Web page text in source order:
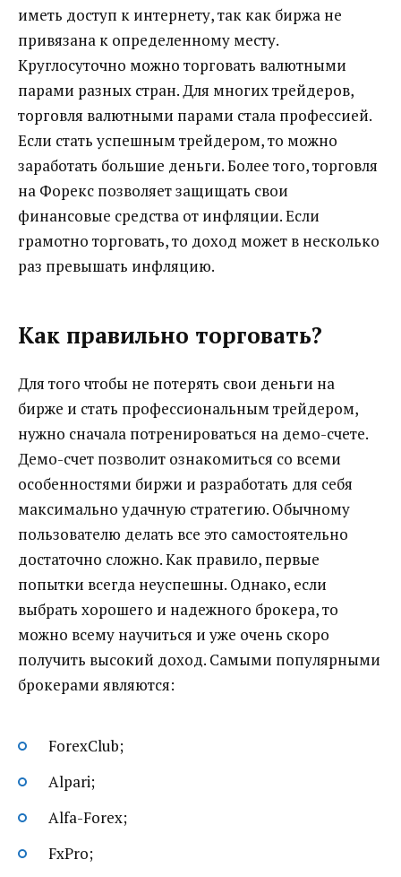
иметь доступ к интернету, так как биржа не
привязана к определенному месту.
Круглосуточно можно торговать валютными
парами разных стран. Для многих трейдеров,
торговля валютными парами стала профессией.
Если стать успешным трейдером, то можно
заработать большие деньги. Более того, торговля
на Форекс позволяет защищать свои
финансовые средства от инфляции. Если
грамотно торговать, то доход может в несколько
раз превышать инфляцию.
Как правильно торговать?
Для того чтобы не потерять свои деньги на
бирже и стать профессиональным трейдером,
нужно сначала потренироваться на демо-счете.
Демо-счет позволит ознакомиться со всеми
особенностями биржи и разработать для себя
максимально удачную стратегию. Обычному
пользователю делать все это самостоятельно
достаточно сложно. Как правило, первые
попытки всегда неуспешны. Однако, если
выбрать хорошего и надежного брокера, то
можно всему научиться и уже очень скоро
получить высокий доход. Самыми популярными
брокерами являются:
ForexClub;
Alpari;
Alfa-Forex;
FxPro;